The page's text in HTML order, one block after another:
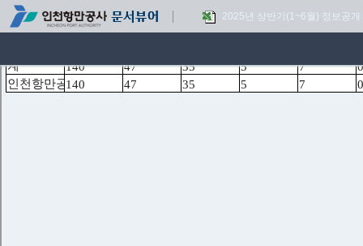
2025년 상반기(1~6월) 정보공